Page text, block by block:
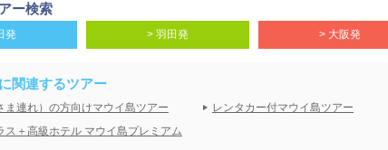
ー検索
発 > 羽田発 > 大阪発
関連するツアー
ま連れ）の方向けマウイ島ツアー レンタカー付マウイ島ツアー
ス＋高級ホテル マウイ島プレミアム